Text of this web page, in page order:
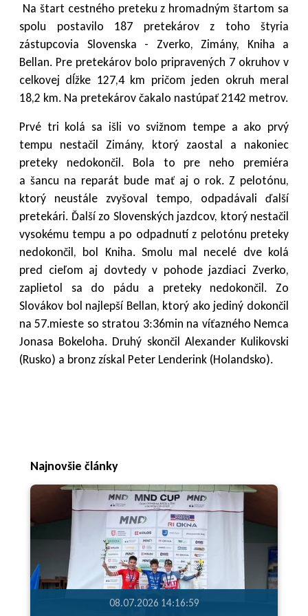
Na štart cestného preteku z hromadným štartom sa
spolu postavilo 187 pretekárov z toho štyria
zástupcovia Slovenska - Zverko, Zimány, Kniha a
Bellan. Pre pretekárov bolo pripravených 7 okruhov v
celkovej dĺžke 127,4 km pričom jeden okruh meral
18,2 km. Na pretekárov čakalo nastúpať 2142 metrov.
Prvé tri kolá sa išli vo svižnom tempe a ako prvý
tempu nestačil Zimány, ktorý zaostal a nakoniec
preteky nedokončil. Bola to pre neho premiéra
a šancu na reparát bude mať aj o rok. Z pelotónu,
ktorý neustále zvyšoval tempo, odpadávali ďalší
pretekári. Ďalší zo Slovenských jazdcov, ktorý nestačil
vysokému tempu a po odpadnutí z pelotónu preteky
nedokončil, bol Kniha. Smolu mal necelé dve kolá
pred cieľom aj dovtedy v pohode jazdiaci Zverko,
zaplietol sa do pádu a preteky nedokončil. Zo
Slovákov bol najlepší Bellan, ktorý ako jediný dokončil
na 57.mieste so stratou 3:36min na víťazného Nemca
Jonasa Bokeloha. Druhý skončil Alexander Kulikovski
(Rusko) a bronz získal Peter Lenderink (Holandsko).
Najnovšie články
08.07.2026 14:16:59